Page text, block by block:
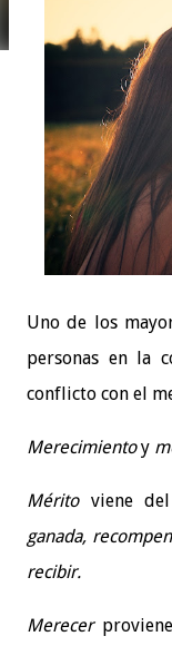
Uno de los
personas en la
conflicto con el
Merecimientoy
Méritoviene
ganada,
recibir.
Merecer